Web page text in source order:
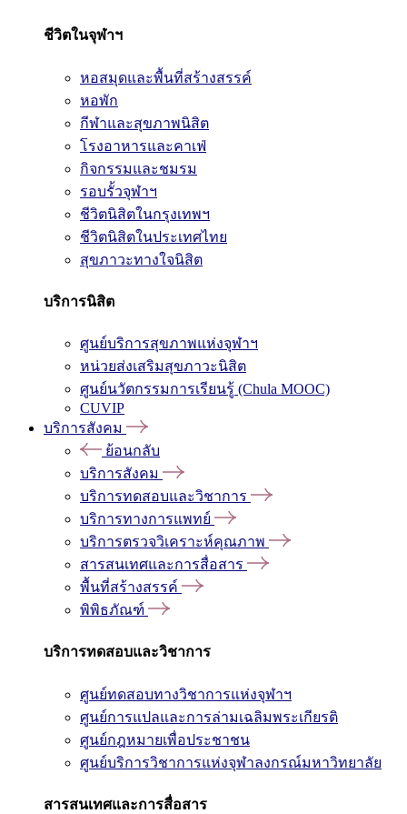
ชีวิตในจุฬาฯ
หอสมุดและพื้นที่สร้างสรรค์
หอพัก
กีฬาและสุขภาพนิสิต
โรงอาหารและคาเฟ่
กิจกรรมและชมรม
รอบรั้วจุฬาฯ
ชีวิตนิสิตในกรุงเทพฯ
ชีวิตนิสิตในประเทศไทย
สุขภาวะทางใจนิสิต
บริการนิสิต
ศูนย์บริการสุขภาพแห่งจุฬาฯ
หน่วยส่งเสริมสุขภาวะนิสิต
ศูนย์นวัตกรรมการเรียนรู้ (Chula MOOC)
CUVIP
บริการสังคม
ย้อนกลับ
บริการสังคม
บริการทดสอบและวิชาการ
บริการทางการแพทย์
บริการตรวจวิเคราะห์คุณภาพ
สารสนเทศและการสื่อสาร
พื้นที่สร้างสรรค์
พิพิธภัณฑ์
บริการทดสอบและวิชาการ
ศูนย์ทดสอบทางวิชาการแห่งจุฬาฯ
ศูนย์การแปลและการล่ามเฉลิมพระเกียรติ
ศูนย์กฎหมายเพื่อประชาชน
ศูนย์บริการวิชาการแห่งจุฬาลงกรณ์มหาวิทยาลัย
สารสนเทศและการสื่อสาร